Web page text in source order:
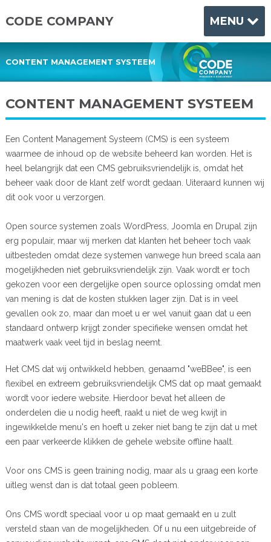
CODE COMPANY MENU
CONTENT MANAGEMENT SYSTEEM
CONTENT MANAGEMENT SYSTEEM
Een Content Management Systeem (CMS) is een systeem
waarmee de inhoud op de website beheerd kan worden. Het is
heel belangrijk dat een CMS gebruiksvriendelijk is, omdat het
beheer vaak door de klant zelf wordt gedaan. Uiteraard kunnen wij
dit ook voor u verzorgen.
Open source systemen zoals WordPress, Joomla en Drupal zijn
erg populair, maar wij merken dat klanten het beheer toch vaak
uitbesteden omdat deze systemen vanwege hun breed scala aan
mogelijkheden niet gebruiksvriendelijk zijn. Vaak wordt er toch
gekozen voor een dergelijke open source oplossing omdat men
van mening is dat de kosten stukken lager zijn. Dat is in veel
gevallen ook zo, maar dan moet u er wel vanuit gaan dat u een
standaard ontwerp krijgt zonder specifieke wensen omdat het
maatwerk vaak veel tijd in beslag neemt.
Het CMS dat wij ontwikkeld hebben, genaamd "weBBee", is een
flexibel en extreem gebruiksvriendelijk CMS dat op maat gemaakt
wordt voor iedere website. Hierdoor bevat het alleen de
onderdelen die u nodig heeft, raakt u niet de weg kwijt in
ingewikkelde menu's en hoeft u zeker niet bang te zijn dat u met
een paar verkeerde klikken de gehele website offline haalt.
Voor ons CMS is geen training nodig, maar als u graag een korte
uitleg wenst dan is dat totaal geen pobleem.
Ons CMS wordt speciaal voor u op maat gemaakt en u zult
versteld staan van de mogelijkheden. Of u nu een uitgebreide of